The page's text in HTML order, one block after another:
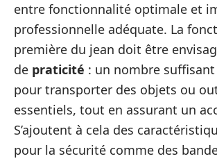
entre fonctionnalité optimale et
professionnelle adéquate. La
première du jean doit être
de praticité : un nombre
pour transporter des objets ou
essentiels, tout en assurant un
S’ajoutent à cela des
pour la sécurité comme des